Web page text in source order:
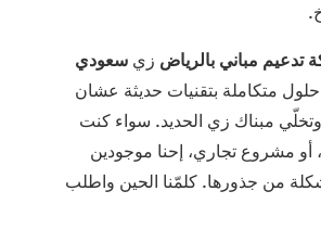
تدعيم مباني بالرياض زي سعودي
حلول متكاملة بتقنيات حديثة عشان
مبناك زي الحديد. سواء كنت
أو مشروع تجاري، إحنا موجودين
من جذورها. كلمّنا الحين واطلب